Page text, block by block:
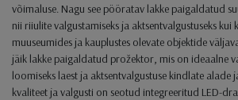
võimaluse. Nagu see pööratav lakke paigaldatud
nii riiulite valgustamiseks ja aktsentvalgustuseks kui
muuseumides ja kauplustes olevate objektide
jäik lakke paigaldatud prožektor, mis on ideaalne
loomiseks laest ja aktsentvalgustuse kindlate alade
kvaliteet ja valgusti on seotud integreeritud LED-